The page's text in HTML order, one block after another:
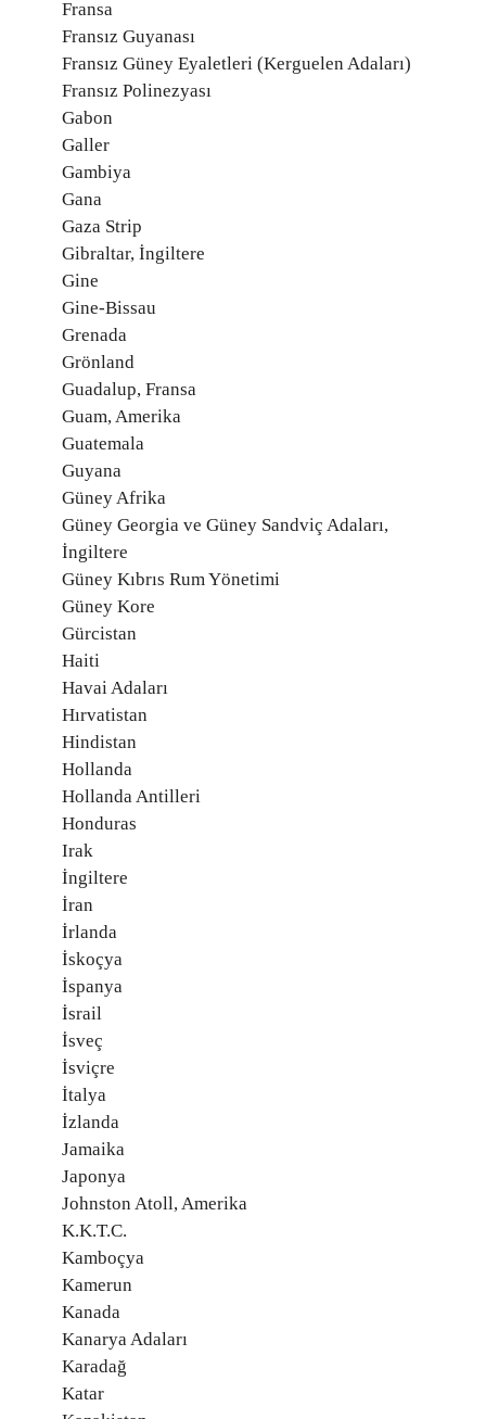
Fransa
Fransız Guyanası
Fransız Güney Eyaletleri (Kerguelen Adaları)
Fransız Polinezyası
Gabon
Galler
Gambiya
Gana
Gaza Strip
Gibraltar, İngiltere
Gine
Gine-Bissau
Grenada
Grönland
Guadalup, Fransa
Guam, Amerika
Guatemala
Guyana
Güney Afrika
Güney Georgia ve Güney Sandviç Adaları,
İngiltere
Güney Kıbrıs Rum Yönetimi
Güney Kore
Gürcistan
Haiti
Havai Adaları
Hırvatistan
Hindistan
Hollanda
Hollanda Antilleri
Honduras
Irak
İngiltere
İran
İrlanda
İskoçya
İspanya
İsrail
İsveç
İsviçre
İtalya
İzlanda
Jamaika
Japonya
Johnston Atoll, Amerika
K.K.T.C.
Kamboçya
Kamerun
Kanada
Kanarya Adaları
Karadağ
Katar